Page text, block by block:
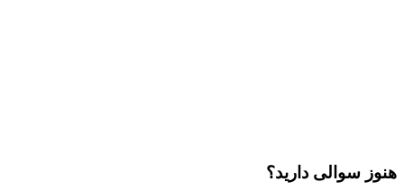
هنوز سوالی دارید؟